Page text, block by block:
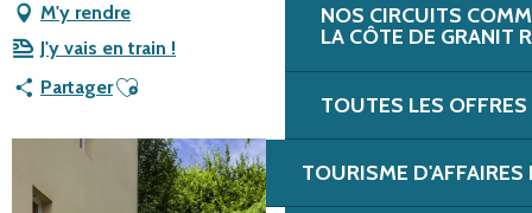
NOS CIRCUITS
LA CÔTE DE GRANIT
TOUTES LES
TOURISME
M'y rendre
J'y vais en train !
PartagerAjouter aux favoris